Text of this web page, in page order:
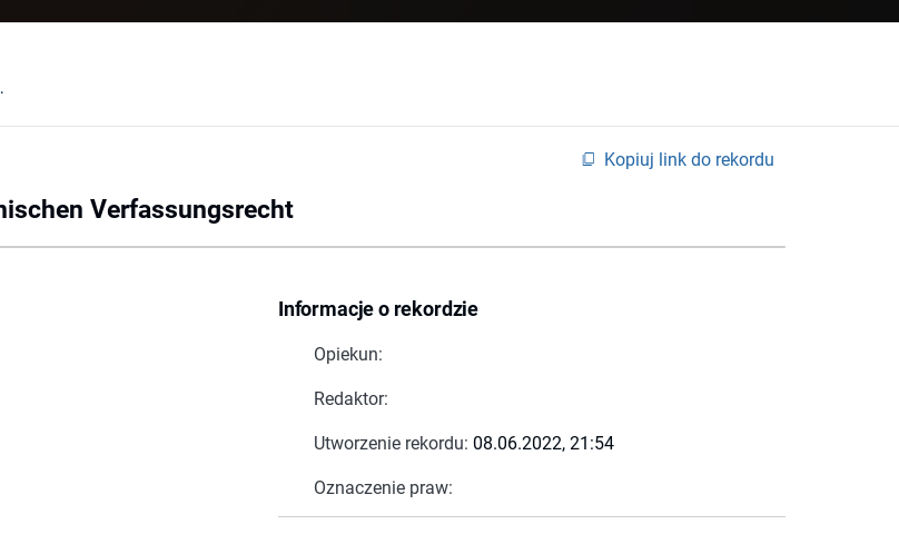
Kopiuj link do rekordu
Verfassungsrecht
Informacje o rekordzie
Opiekun:
Redaktor:
Utworzenie rekordu: 08.06.2022, 21:54
Oznaczenie praw: